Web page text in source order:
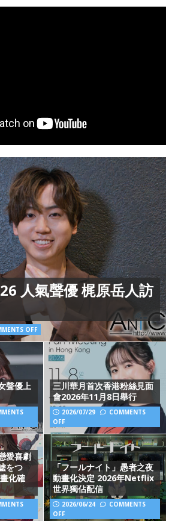
人氣聲優 梶原岳人訪
OFF
聲優上
三川華月首次香港粉絲見面
會2026年11月8日舉行
2026/07/29
COMMENTS
OFF
愛喜劇
をつ
化確
「フールナイト」愚者之夜
動畫化決定 2026年Netflix
世界獨佔配信
2026/06/24
COMMENTS
OFF